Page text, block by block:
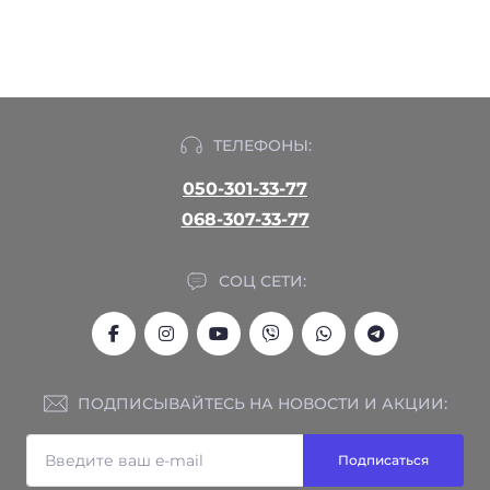
ТЕЛЕФОНЫ:
050-301-33-77
068-307-33-77
СОЦ СЕТИ:
ПОДПИСЫВАЙТЕСЬ НА НОВОСТИ И АКЦИИ:
Подписаться